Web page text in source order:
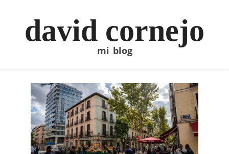
contentdavid cornejo
mi blog